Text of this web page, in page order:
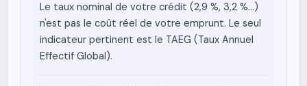
Le taux nominal de votre crédit (2,9 %, 3,2 %...)
n'est pas le coût réel de votre emprunt. Le seul
indicateur pertinent est le TAEG (Taux Annuel
Effectif Global).